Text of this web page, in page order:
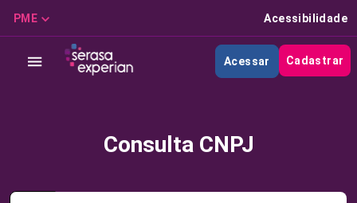
PME Acessibilidade
Acessar Cadastrar
Consulta CNPJ